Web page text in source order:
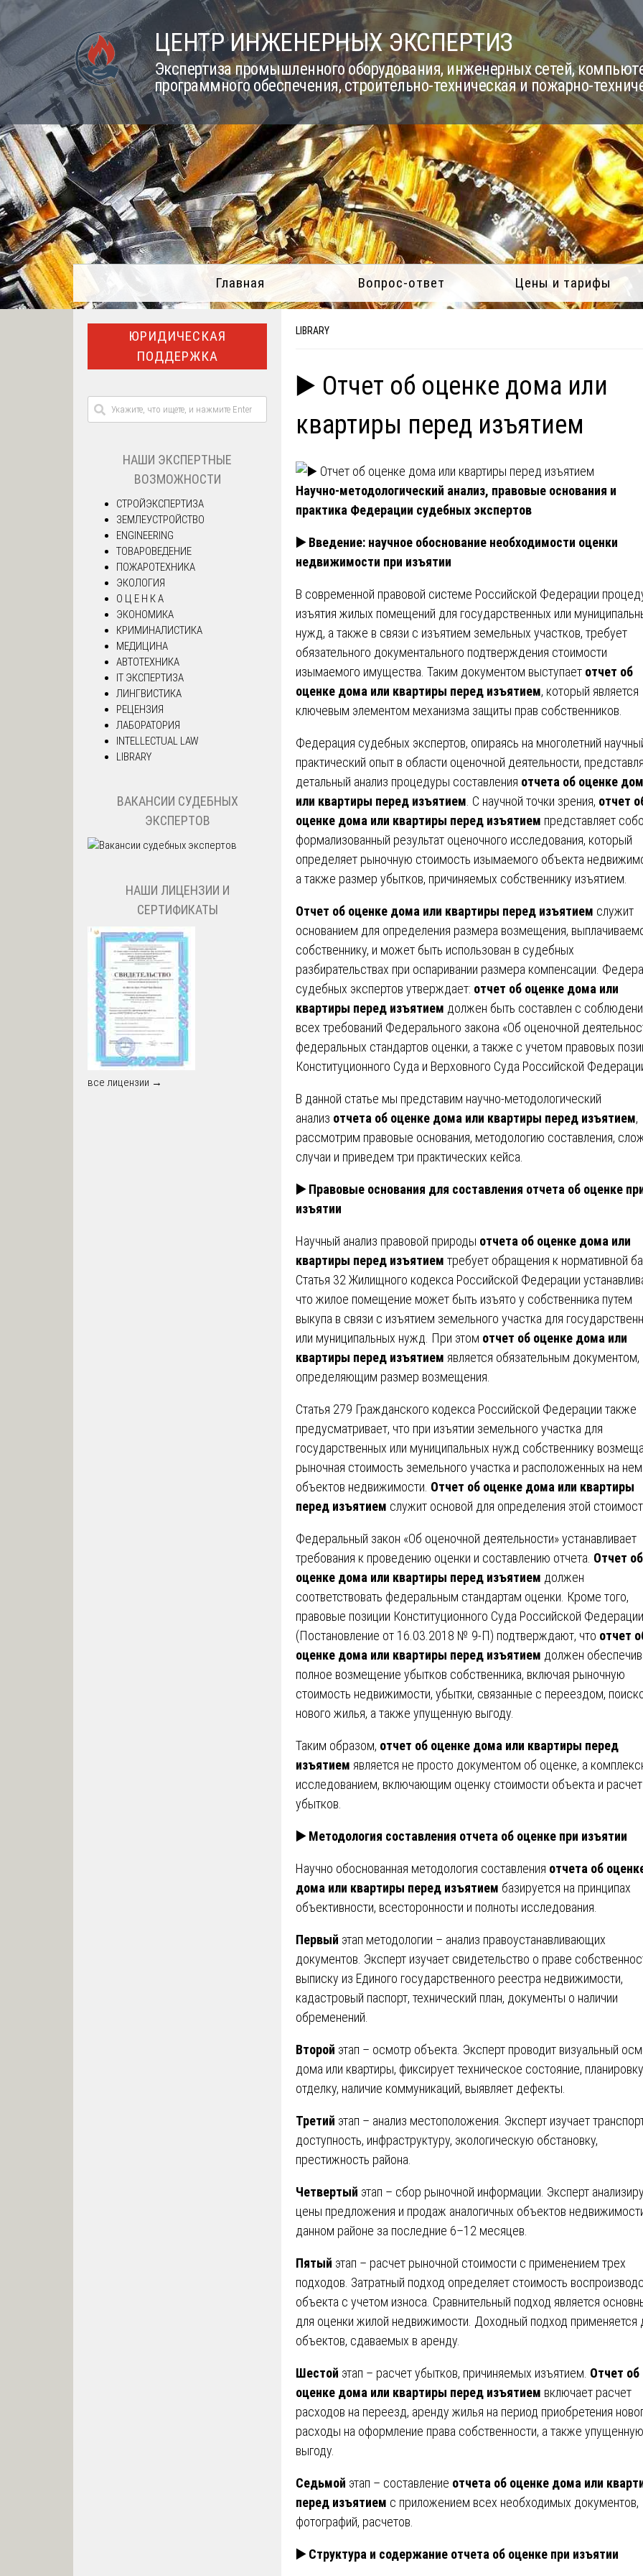
Skip
to
content
ЦЕНТР ИНЖЕНЕРНЫХ ЭКСПЕРТИЗ
Экспертиза промышленного оборудования, инженерных сетей,
программного обеспечения, строительно-техническая и пожарно-
Главная Вопрос-ответ Цены и тарифы
LIBRARY
▶️ Отчет об оценке дома или
квартиры перед изъятием
Научно-методологический анализ, правовые основания и
практика Федерации судебных экспертов
▶️ Введение: научное обоснование необходимости оценки
недвижимости при изъятии
В современной правовой системе Российской Федерации
изъятия жилых помещений для государственных или
нужд, а также в связи с изъятием земельных участков, требует
обязательного документального подтверждения стоимости
изымаемого имущества. Таким документом выступает отчет об
оценке дома или квартиры перед изъятием, который является
ключевым элементом механизма защиты прав собственников.
Федерация судебных экспертов, опираясь на многолетний
практический опыт в области оценочной деятельности,
детальный анализ процедуры составления отчета об оценке
или квартиры перед изъятием . С научной точки зрения, отчет
оценке дома или квартиры перед изъятием представляет
формализованный результат оценочного исследования, который
определяет рыночную стоимость изымаемого объекта
а также размер убытков, причиняемых собственнику изъятием.
Отчет об оценке дома или квартиры перед изъятием служит
основанием для определения размера возмещения,
собственнику, и может быть использован в судебных
разбирательствах при оспаривании размера компенсации.
судебных экспертов утверждает: отчет об оценке дома или
квартиры перед изъятием должен быть составлен с
всех требований Федерального закона «Об оценочной
федеральных стандартов оценки, а также с учетом правовых
Конституционного Суда и Верховного Суда Российской
В данной статье мы представим научно-методологический
анализ отчета об оценке дома или квартиры перед изъятием,
рассмотрим правовые основания, методологию составления,
случаи и приведем три практических кейса.
▶️ Правовые основания для составления отчета об оценке
изъятии
Научный анализ правовой природы отчета об оценке дома или
квартиры перед изъятием требует обращения к нормативной
Статья 32 Жилищного кодекса Российской Федерации
что жилое помещение может быть изъято у собственника путем
выкупа в связи с изъятием земельного участка для
или муниципальных нужд. При этом отчет об оценке дома или
квартиры перед изъятием является обязательным документом,
определяющим размер возмещения.
Статья 279 Гражданского кодекса Российской Федерации также
предусматривает, что при изъятии земельного участка для
государственных или муниципальных нужд собственнику
рыночная стоимость земельного участка и расположенных на нем
объектов недвижимости. Отчет об оценке дома или квартиры
перед изъятием служит основой для определения этой
Федеральный закон «Об оценочной деятельности» устанавливает
требования к проведению оценки и составлению отчета. Отчет об
оценке дома или квартиры перед изъятием должен
соответствовать федеральным стандартам оценки. Кроме того,
правовые позиции Конституционного Суда Российской Федерации
(Постановление от 16.03.2018 № 9-П) подтверждают, что отчет
оценке дома или квартиры перед изъятием должен
полное возмещение убытков собственника, включая рыночную
стоимость недвижимости, убытки, связанные с переездом,
нового жилья, а также упущенную выгоду.
Таким образом, отчет об оценке дома или квартиры перед
изъятием является не просто документом об оценке, а
исследованием, включающим оценку стоимости объекта и расчет
убытков.
▶️ Методология составления отчета об оценке при изъятии
Научно обоснованная методология составления отчета об
дома или квартиры перед изъятием базируется на принципах
объективности, всесторонности и полноты исследования.
Первый этап методологии – анализ правоустанавливающих
документов. Эксперт изучает свидетельство о праве
выписку из Единого государственного реестра недвижимости,
кадастровый паспорт, технический план, документы о наличии
обременений.
Второй этап – осмотр объекта. Эксперт проводит визуальный
дома или квартиры, фиксирует техническое состояние,
отделку, наличие коммуникаций, выявляет дефекты.
Третий этап – анализ местоположения. Эксперт изучает
доступность, инфраструктуру, экологическую обстановку,
престижность района.
Четвертый этап – сбор рыночной информации. Эксперт
цены предложения и продаж аналогичных объектов
данном районе за последние 6–12 месяцев.
Пятый этап – расчет рыночной стоимости с применением трех
подходов. Затратный подход определяет стоимость
объекта с учетом износа. Сравнительный подход является
для оценки жилой недвижимости. Доходный подход применяется
объектов, сдаваемых в аренду.
Шестой этап – расчет убытков, причиняемых изъятием. Отчет об
оценке дома или квартиры перед изъятием включает расчет
расходов на переезд, аренду жилья на период приобретения
расходы на оформление права собственности, а также упущенную
выгоду.
Седьмой этап – составление отчета об оценке дома или
перед изъятием с приложением всех необходимых документов,
фотографий, расчетов.
▶️ Структура и содержание отчета об оценке при изъятии
ЮРИДИЧЕСКАЯ
ПОДДЕРЖКА
НАШИ ЭКСПЕРТНЫЕ
ВОЗМОЖНОСТИ
СТРОЙЭКСПЕРТИЗА
ЗЕМЛЕУСТРОЙСТВО
ENGINEERING
ТОВАРОВЕДЕНИЕ
ПОЖАРОТЕХНИКА
ЭКОЛОГИЯ
О Ц Е Н К А
ЭКОНОМИКА
КРИМИНАЛИСТИКА
МЕДИЦИНА
АВТОТЕХНИКА
IT ЭКСПЕРТИЗА
ЛИНГВИСТИКА
РЕЦЕНЗИЯ
ЛАБОРАТОРИЯ
INTELLECTUAL LAW
LIBRARY
ВАКАНСИИ СУДЕБНЫХ
ЭКСПЕРТОВ
НАШИ ЛИЦЕНЗИИ И
СЕРТИФИКАТЫ
все лицензии →